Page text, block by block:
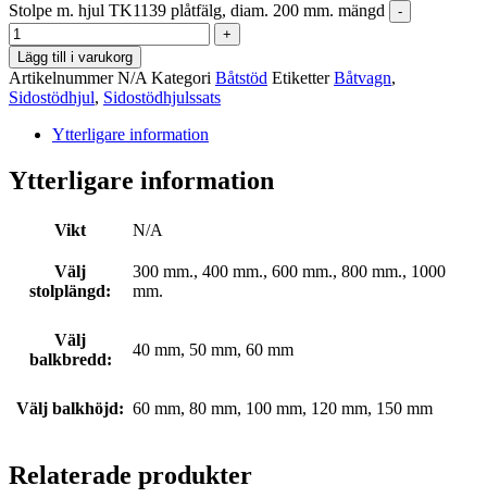
Stolpe m. hjul TK1139 plåtfälg, diam. 200 mm. mängd
-
+
Lägg till i varukorg
ArtikelnummerN/A Kategori Båtstöd Etiketter Båtvagn,
Sidostödhjul, Sidostödhjulssats
Ytterligare information
Ytterligare information
Vikt N/A
Välj
stolplängd:
300 mm., 400 mm., 600 mm., 800 mm., 1000
mm.
Välj
balkbredd:
40 mm, 50 mm, 60 mm
Välj balkhöjd: 60 mm, 80 mm, 100 mm, 120 mm, 150 mm
Relaterade produkter